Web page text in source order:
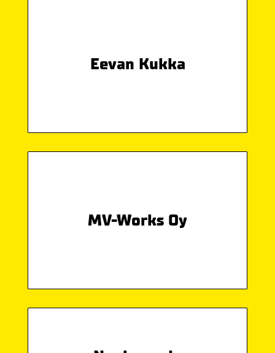
Eevan Kukka
MV-Works Oy